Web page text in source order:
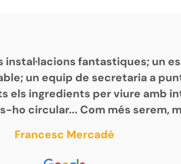
instal·lacions fantastiques; un
un equip de secretaria a
els ingredients per viure amb
ho circular... Com més serem,
Francesc Mercadé